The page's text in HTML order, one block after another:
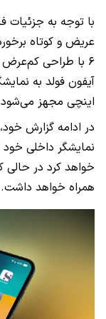
با توجه به جزئیات
عریض و کوتاه
۶ با طراحی
اینچی مجهز
نمایشگر داخلی
خواهد کرد در حالی
همراه خواهد داشت.